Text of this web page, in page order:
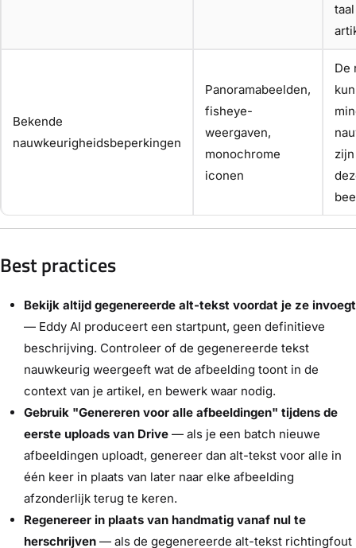
Bekende
nauwkeurigheidsbeperkingen
Panoramabeelden,
fisheye-
weergaven,
monochrome
iconen
De
Best practices
Bekijk altijd gegenereerde alt-tekst voordat je ze invoegt
— Eddy AI produceert een startpunt, geen definitieve
beschrijving. Controleer of de gegenereerde tekst
nauwkeurig weergeeft wat de afbeelding toont in de
context van je artikel, en bewerk waar nodig.
Gebruik "Genereren voor alle afbeeldingen" tijdens de
eerste uploads van Drive — als je een batch nieuwe
afbeeldingen uploadt, genereer dan alt-tekst voor alle in
één keer in plaats van later naar elke afbeelding
afzonderlijk terug te keren.
Regenereer in plaats van handmatig vanaf nul te
herschrijven — als de gegenereerde alt-tekst richtingfout